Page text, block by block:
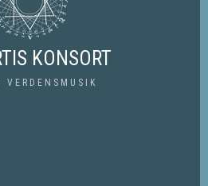
KONSORT